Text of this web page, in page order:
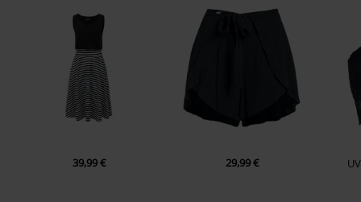
39,99 € 29,99 €